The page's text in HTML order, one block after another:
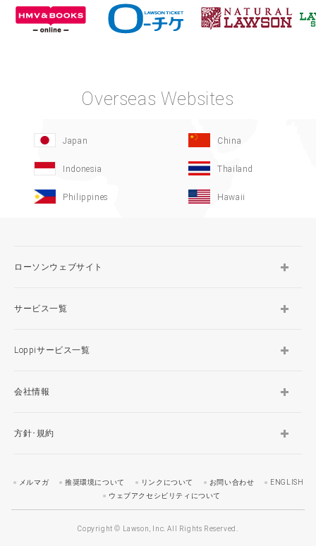
Overseas Websites
Japan China
Indonesia Thailand
Philippines Hawaii
ローソンウェブサイト
サービス一覧
Loppiサービス一覧
会社情報
方針･規約
メルマガ 推奨環境について リンクについて お問い合わせ
ENGLISH
ウェブアクセシビリティについて
Copyright © Lawson, Inc. All Rights Reserved.